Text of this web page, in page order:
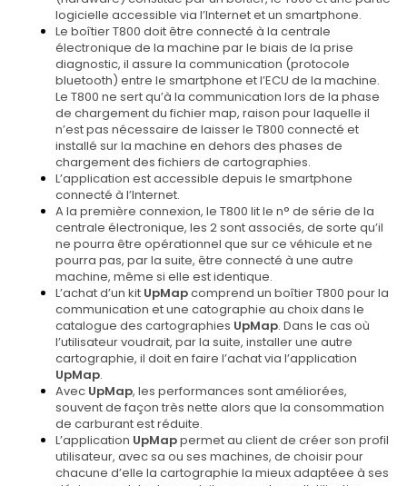
logicielle accessible via l’Internet et un smartphone.
Le boîtier T800 doit être connecté à la centrale
électronique de la machine par le biais de la prise
diagnostic, il assure la communication (protocole
bluetooth) entre le smartphone et l’ECU de la machine.
Le T800 ne sert qu’à la communication lors de la phase
de chargement du fichier map, raison pour laquelle il
n’est pas nécessaire de laisser le T800 connecté et
installé sur la machine en dehors des phases de
chargement des fichiers de cartographies.
L’application est accessible depuis le smartphone
connecté à l’Internet.
A la première connexion, le T800 lit le n° de série de la
centrale électronique, les 2 sont associés, de sorte qu’il
ne pourra être opérationnel que sur ce véhicule et ne
pourra pas, par la suite, être connecté à une autre
machine, même si elle est identique.
L’achat d’un kit UpMapcomprend un boîtier T800 pour la
communication et une catographie au choix dans le
catalogue des cartographies UpMap. Dans le cas où
l’utilisateur voudrait, par la suite, installer une autre
cartographie, il doit en faire l’achat via l’application
UpMap.
Avec UpMap, les performances sont améliorées,
souvent de façon très nette alors que la consommation
de carburant est réduite.
L’application UpMappermet au client de créer son profil
utilisateur, avec sa ou ses machines, de choisir pour
chacune d’elle la cartographie la mieux adaptéee à ses